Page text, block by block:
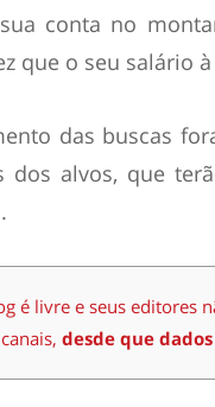
conta no
que o seu salário
das buscas
dos alvos, que
é livre e seus editores
desde que